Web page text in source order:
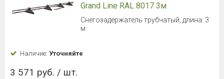
Grand Line RAL 8017 3м
Снегозадержатель трубчатый, длина: 3
м
Наличие: Уточняйте
3 571 руб. / шт.